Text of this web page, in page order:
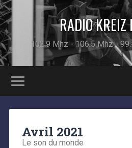
RADIO KREIZ
102.9 Mhz - 106.5 Mhz -
Avril 2021
Le son du monde